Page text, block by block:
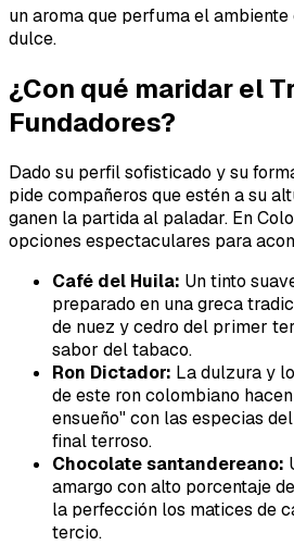
un aroma que perfuma el
dulce.
¿Con qué maridar el
Fundadores?
Dado su perfil sofisticado y su
pide compañeros que estén a su
ganen la partida al paladar. En
opciones espectaculares para
Café del Huila: Un tinto
preparado en una greca
de nuez y cedro del primer
sabor del tabaco.
Ron Dictador: La dulzura y
de este ron colombiano
ensueño" con las especias
final terroso.
Chocolate santandereano:
amargo con alto porcentaje
la perfección los matices de
tercio.